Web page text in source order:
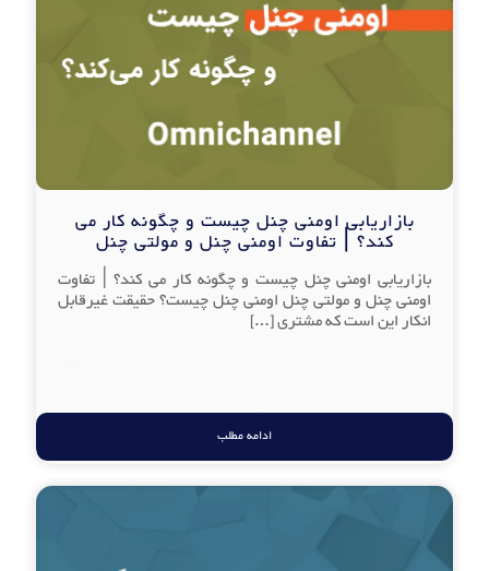
بازاریابی اومنی چنل چیست و چگونه کار می
کند؟ | تفاوت اومنی چنل و مولتی چنل
بازاریابی اومنی چنل چیست و چگونه کار می کند؟ | تفاوت
اومنی چنل و مولتی چنل اومنی چنل چیست؟ حقیقت غیرقابل
انکار این است که مشتری[…]
ادامه مطلب